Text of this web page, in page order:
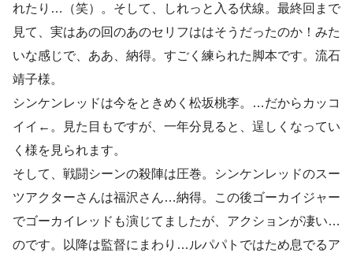
れたり…（笑）。そして、しれっと入る伏線。最終回まで
見て、実はあの回のあのセリフははそうだったのか！みた
いな感じで、ああ、納得。すごく練られた脚本です。流石
靖子様。
シンケンレッドは今をときめく松坂桃李。…だからカッコ
イイ←。見た目もですが、一年分見ると、逞しくなってい
く様を見られます。
そして、戦闘シーンの殺陣は圧巻。シンケンレッドのスー
ツアクターさんは福沢さん…納得。この後ゴーカイジャー
でゴーカイレッドも演じてましたが、アクションが凄い…
のです。以降は監督にまわり…ルパパトではため息でるア